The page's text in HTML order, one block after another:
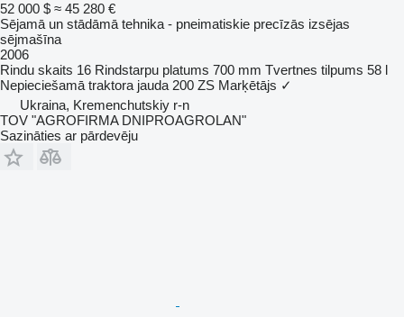
52 000 $ ≈ 45 280 €
Sējamā un stādāmā tehnika - pneimatiskie precīzās izsējas
sējmašīna
2006
Rindu skaits 16 Rindstarpu platums 700 mm Tvertnes tilpums 58 l
Nepieciešamā traktora jauda 200 ZS Marķētājs ✓
Ukraina, Kremenchutskiy r-n
TOV "AGROFIRMA DNIPROAGROLAN"
Sazināties ar pārdevēju